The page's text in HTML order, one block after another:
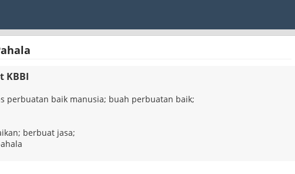
KBBI
perbuatan baik manusia; buah perbuatan baik;
berbuat jasa;